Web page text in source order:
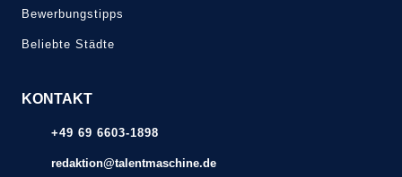
Bewerbungstipps
Beliebte Städte
KONTAKT
+49 69 6603-1898
redaktion@talentmaschine.de